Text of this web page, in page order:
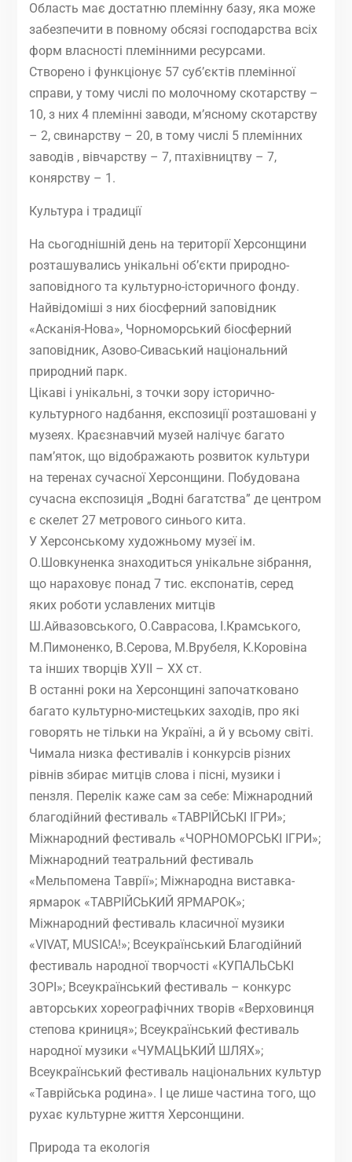
Область має достатню племінну базу, яка може
забезпечити в повному обсязі господарства всіх
форм власності племінними ресурсами.
Створено і функціонує 57 суб’єктів племінної
справи, у тому числі по молочному скотарству –
10, з них 4 племінні заводи, м’ясному скотарству
– 2, свинарству – 20, в тому числі 5 племінних
заводів , вівчарству – 7, птахівництву – 7,
конярству – 1.
Культура і традиції
На сьогоднішній день на території Херсонщини
розташувались унікальні об’єкти природно-
заповідного та культурно-історичного фонду.
Найвідоміші з них біосферний заповідник
«Асканія-Нова», Чорноморський біосферний
заповідник, Азово-Сиваський національний
природний парк.
Цікаві і унікальні, з точки зору історично-
культурного надбання, експозиції розташовані у
музеях. Краєзнавчий музей налічує багато
пам’яток, що відображають розвиток культури
на теренах сучасної Херсонщини. Побудована
сучасна експозиція „Водні багатства” де центром
є скелет 27 метрового синього кита.
У Херсонському художньому музеї ім.
О.Шовкуненка знаходиться унікальне зібрання,
що нараховує понад 7 тис. експонатів, серед
яких роботи уславлених митців
Ш.Айвазовського, О.Саврасова, І.Крамського,
М.Пимоненко, В.Серова, М.Врубеля, К.Коровіна
та інших творців ХУІІ – ХХ ст.
В останні роки на Херсонщині започатковано
багато культурно-мистецьких заходів, про які
говорять не тільки на Україні, а й у всьому світі.
Чимала низка фестивалів і конкурсів різних
рівнів збирає митців слова і пісні, музики і
пензля. Перелік каже сам за себе: Міжнародний
благодійний фестиваль «ТАВРІЙСЬКІ ІГРИ»;
Міжнародний фестиваль «ЧОРНОМОРСЬКІ ІГРИ»;
Міжнародний театральний фестиваль
«Мельпомена Таврії»; Міжнародна виставка-
ярмарок «ТАВРІЙСЬКИЙ ЯРМАРОК»;
Міжнародний фестиваль класичної музики
«VIVAT, MUSICA!»; Всеукраїнський Благодійний
фестиваль народної творчості «КУПАЛЬСЬКІ
ЗОРІ»; Всеукраїнський фестиваль – конкурс
авторських хореографічних творів «Верховинця
степова криниця»; Всеукраїнський фестиваль
народної музики «ЧУМАЦЬКИЙ ШЛЯХ»;
Всеукраїнський фестиваль національних культур
«Таврійська родина». І це лише частина того, що
рухає культурне життя Херсонщини.
Природа та екологія